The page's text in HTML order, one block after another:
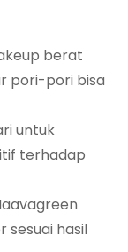
berat
pori-pori bisa
untuk
terhadap
sesuai hasil